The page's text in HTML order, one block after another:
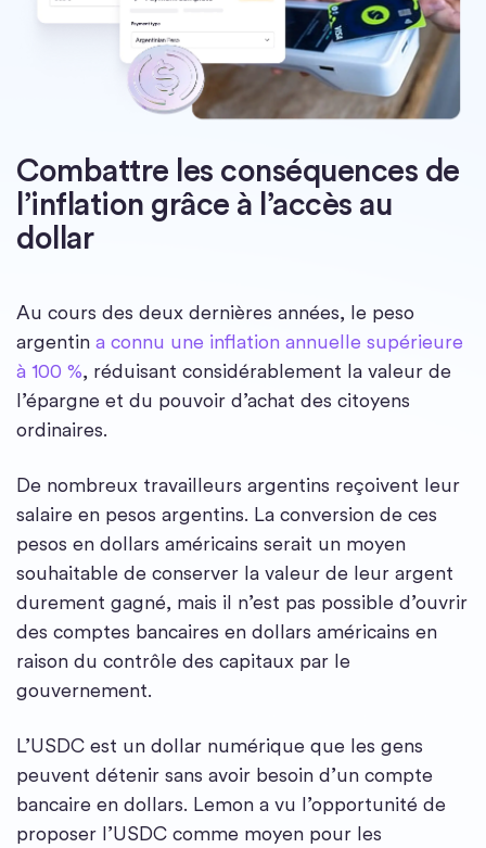
Combattre les conséquences de
l’inflation grâce à l’accès au
dollar
Au cours des deux dernières années, le peso
argentin a connu une inflation annuelle supérieure
à 100 %, réduisant considérablement la valeur de
l’épargne et du pouvoir d’achat des citoyens
ordinaires.
De nombreux travailleurs argentins reçoivent leur
salaire en pesos argentins. La conversion de ces
pesos en dollars américains serait un moyen
souhaitable de conserver la valeur de leur argent
durement gagné, mais il n’est pas possible d’ouvrir
des comptes bancaires en dollars américains en
raison du contrôle des capitaux par le
gouvernement.
L’USDC est un dollar numérique que les gens
peuvent détenir sans avoir besoin d’un compte
bancaire en dollars. Lemon a vu l’opportunité de
proposer l’USDC comme moyen pour les